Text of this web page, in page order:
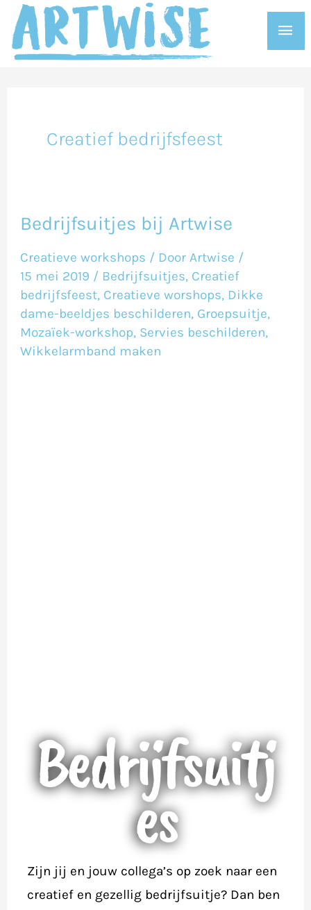
naar
Creatief bedrijfsfeest
Bedrijfsuitjes bij Artwise
Creatieve workshops / DoorArtwise /
15 mei 2019 / Bedrijfsuitjes, Creatief
bedrijfsfeest, Creatieve worshops, Dikke
dame-beeldjes beschilderen, Groepsuitje,
Mozaïek-workshop, Servies beschilderen,
Wikkelarmband maken
Bedrijfsuitj
es
Zijn jij en jouw collega’s op zoek naar een
creatief en gezellig bedrijfsuitje? Dan ben
Bedrijfsuitjes
Artwise